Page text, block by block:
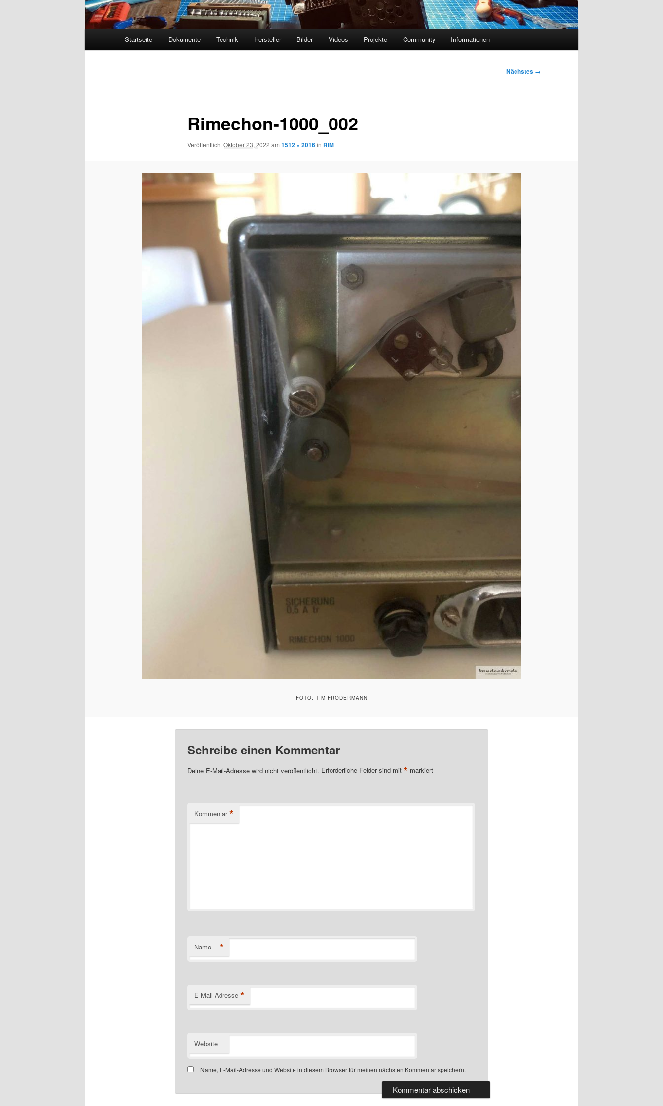
Startseite Dokumente Technik Hersteller Bilder Videos Projekte Community Informationen
Nächstes →
Rimechon-1000_002
VeröffentlichtOktober 23, 2022 am 1512 × 2016in RIM
FOTO: TIM FRODERMANN
Schreibe einen Kommentar
Deine E-Mail-Adresse wird nicht veröffentlicht. Erforderliche Felder sind mit * markiert
Kommentar *
Name *
E-Mail-Adresse *
Website
Name, E-Mail-Adresse und Website in diesem Browser für meinen nächsten Kommentar speichern.